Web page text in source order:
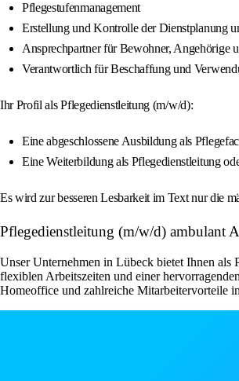
Pflegestufenmanagement
Erstellung und Kontrolle der Dienstplanung
Ansprechpartner für Bewohner, Angehörige
Verantwortlich für Beschaffung und
Ihr Profil als Pflegedienstleitung (m/w/d):
Eine abgeschlossene Ausbildung als
Eine Weiterbildung als Pflegedienstleitung
Es wird zur besseren Lesbarkeit im Text nur die
Pflegedienstleitung (m/w/d) ambulant
Unser Unternehmen in Lübeck bietet Ihnen
flexiblen Arbeitszeiten und einer
Homeoffice und zahlreiche Mitarbeitervorteile